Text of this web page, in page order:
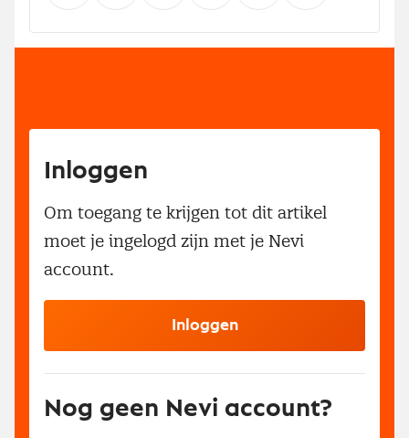
Inloggen
Om toegang te krijgen tot dit artikel
moet je ingelogd zijn met je Nevi
account.
Inloggen
Nog geen Nevi account?